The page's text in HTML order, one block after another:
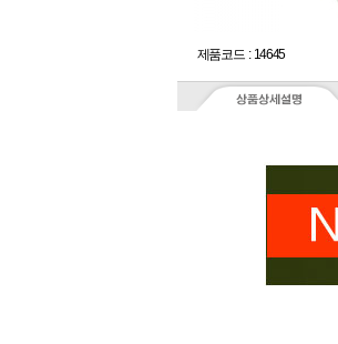
제품코드 : 14645